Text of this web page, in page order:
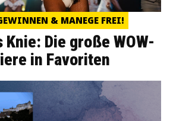
& MANEGE FREI!
Die große WOW-
in Favoriten